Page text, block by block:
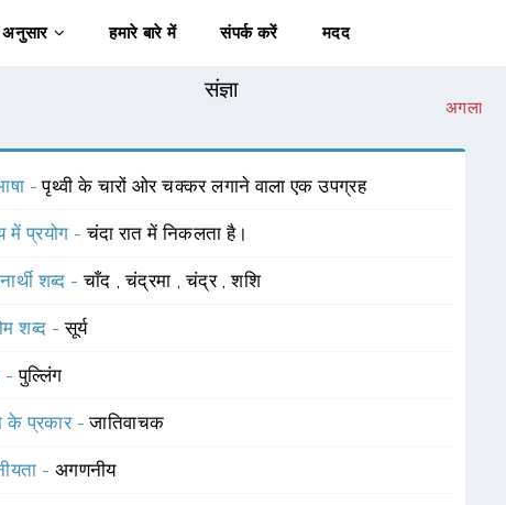
अनुसार हमारे बारे में संपर्क करें मदद
संज्ञा
अगला
-पृथ्वी के चारों ओर चक्कर लगाने वाला एक उपग्रह
में प्रयोग -चंदा रात में निकलता है।
शब्द -चाँद ,चंद्रमा ,चंद्र ,शशि
शब्द -सूर्य
-पुल्लिंग
के प्रकार -जातिवाचक
- अगणनीय